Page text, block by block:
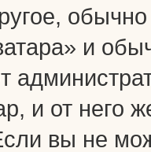
и
и от него
вы не